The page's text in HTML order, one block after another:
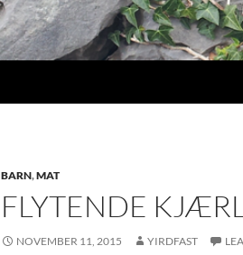
BARN,MAT
FLYTENDE
NOVEMBER 11, 2015 YIRDFAST